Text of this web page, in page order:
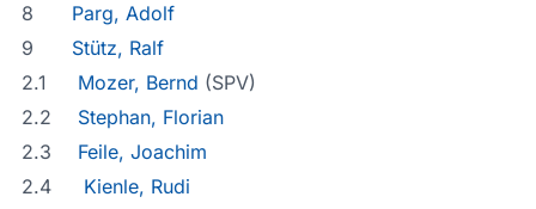
8
Parg, Adolf
9
Stütz, Ralf
2.1
Mozer, Bernd (SPV)
2.2
Stephan, Florian
2.3
Feile, Joachim
2.4
Kienle, Rudi